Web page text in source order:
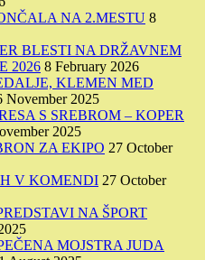
NA 2.MESTU 8
BLESTI NA DRŽAVNEM
2026 8 February 2026
KLEMEN MED
November 2025
S SREBROM – KOPER
2025
ZA EKIPO 27 October
V KOMENDI 27 October
NA ŠPORT
MOJSTRA JUDA